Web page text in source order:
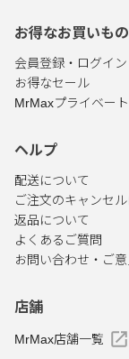
お得なお買いもの
会員登録・ログイン
お得なセール
MrMaxプライベー
ヘルプ
配送について
ご注文のキャンセ
返品について
よくあるご質問
お問い合わせ・ご
店舗
MrMax店舗一覧